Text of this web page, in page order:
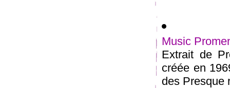
Music
Extrait de
créée en
des Presque